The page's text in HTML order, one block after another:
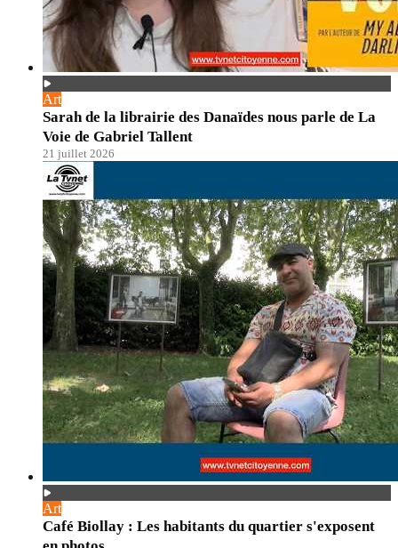
Art
Sarah de la librairie des Danaïdes nous parle de La
Voie de Gabriel Tallent
21 juillet 2026
Art
Café Biollay : Les habitants du quartier s'exposent